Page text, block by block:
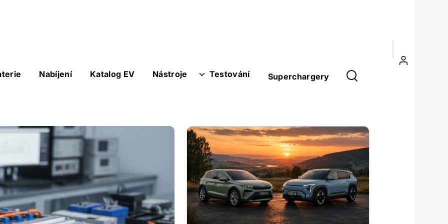
Nabíjení Katalog EV Nástroje Testování Superchargery
Menu
uživatelského